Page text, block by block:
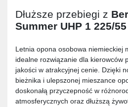
Dłuższe przebiegi z
Summer UHP 1 225/
Letnia opona osobowa niemieckiej
idealne rozwiązanie dla kierowców
jakości w atrakcyjnej cenie. Dzięki
bieżnika i ulepszonej mieszance
doskonałą przyczepność w
atmosferycznych oraz dłuższą